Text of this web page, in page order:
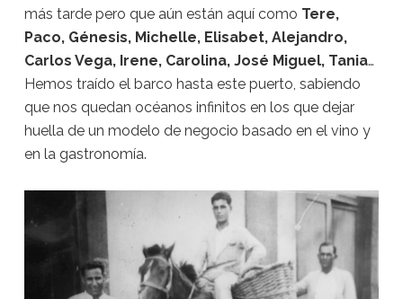
más tarde pero que aún están aquí como Tere,
Paco, Génesis, Michelle, Elisabet, Alejandro,
Carlos Vega, Irene, Carolina, José Miguel, Tania…
Hemos traído el barco hasta este puerto, sabiendo
que nos quedan océanos infinitos en los que dejar
huella de un modelo de negocio basado en el vino y
en la gastronomía.